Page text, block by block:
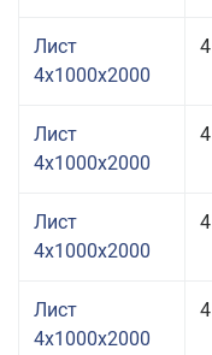
Лист
4x1000x2000
4
Лист
4x1000x2000
4
Лист
4x1000x2000
4
Лист
4x1000x2000
4